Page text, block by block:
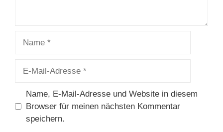
Adresse
Name, E-Mail-Adresse und Website in diesem
Browser für meinen nächsten Kommentar
speichern.